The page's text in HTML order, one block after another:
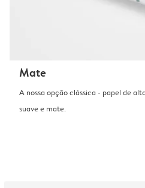
Mate
A nossa opção clássica - papel de
suave e mate.